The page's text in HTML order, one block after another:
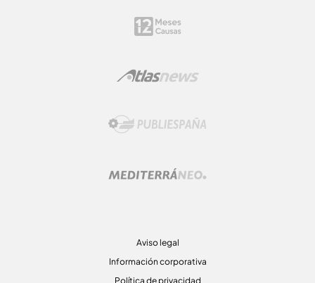
Aviso legal
Información corporativa
Política de privacidad